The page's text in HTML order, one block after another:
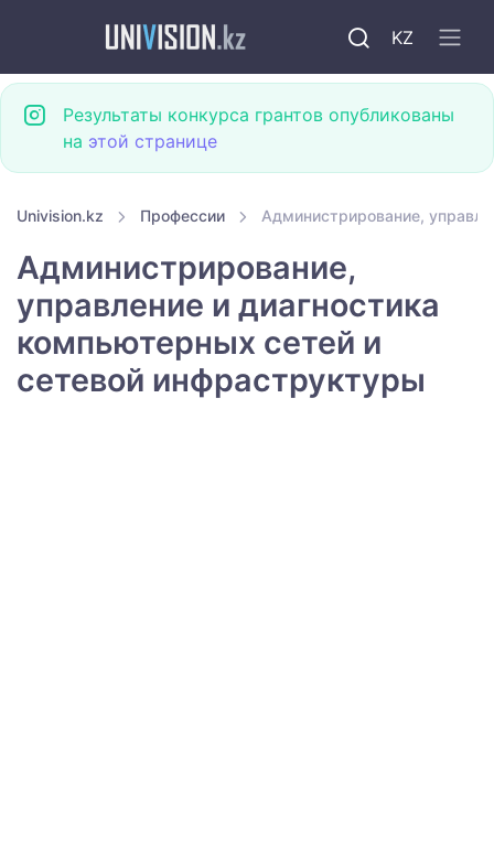
KZ
Результаты конкурса грантов опубликованы
на этой странице
Univision.kz Профессии Администрирование,
Администрирование,
управление и диагностика
компьютерных сетей и
сетевой инфраструктуры